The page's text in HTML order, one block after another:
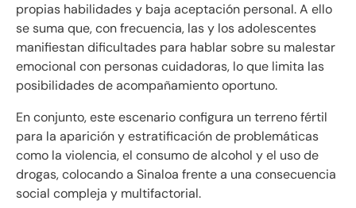
propias habilidades y baja aceptación personal. A ello
se suma que, con frecuencia, las y los adolescentes
manifiestan dificultades para hablar sobre su malestar
emocional con personas cuidadoras, lo que limita las
posibilidades de acompañamiento oportuno.
En conjunto, este escenario configura un terreno fértil
para la aparición y estratificación de problemáticas
como la violencia, el consumo de alcohol y el uso de
drogas, colocando a Sinaloa frente a una consecuencia
social compleja y multifactorial.